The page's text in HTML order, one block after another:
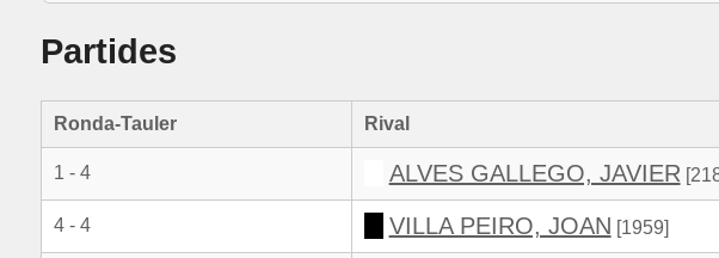
Partides
Ronda-Tauler Rival
1 - 4 ALVES GALLEGO, JAVIER
4 - 4 VILLA PEIRO, JOAN [1959]